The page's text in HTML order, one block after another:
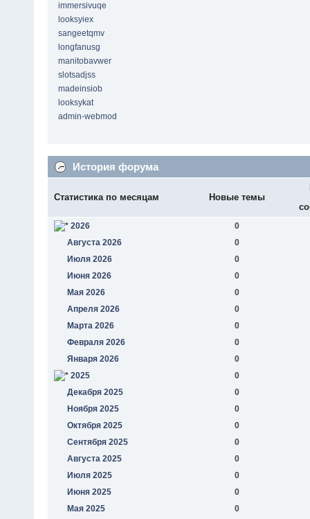
immersivuqe
looksyiex
sangeetqmv
longfanusg
manitobavwer
slotsadjss
madeinsiob
looksykat
admin-webmod
История форума
Статистика по месяцам Новые темы
2026
0
Августа 2026
0
Июля 2026
0
Июня 2026
0
Мая 2026
0
Апреля 2026
0
Марта 2026
0
Февраля 2026
0
Января 2026
0
2025
0
Декабря 2025
0
Ноября 2025
0
Октября 2025
0
Сентября 2025
0
Августа 2025
0
Июля 2025
0
Июня 2025
0
Мая 2025
0